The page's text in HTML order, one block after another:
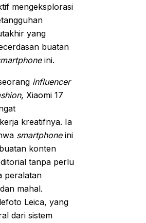
mengeksplorasi
yang
buatan
ini.
influencer
, Xiaomi 17
kreatifnya. Ia
smartphoneini
konten
tanpa perlu
peralatan
mahal.
Leica, yang
dari sistem